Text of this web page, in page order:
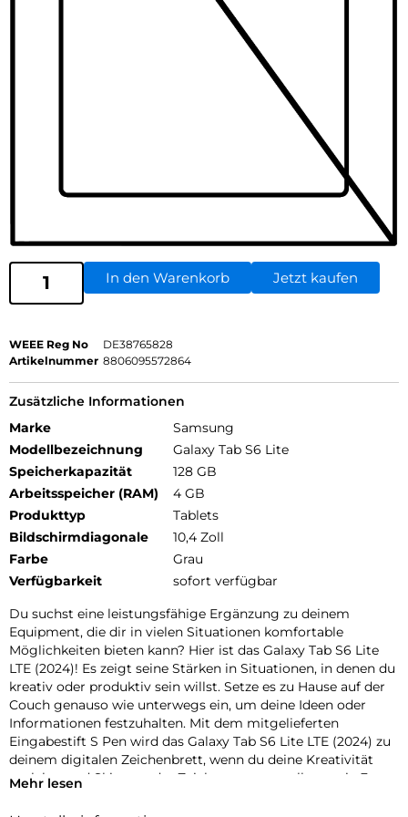
In den Warenkorb Jetzt kaufen
WEEE Reg No
DE38765828
Artikelnummer 8806095572864
Zusätzliche Informationen
Marke
Samsung
Modellbezeichnung
Galaxy Tab S6 Lite
Speicherkapazität
128 GB
Arbeitsspeicher (RAM)
4 GB
Produkttyp
Tablets
Bildschirmdiagonale
10,4 Zoll
Farbe
Grau
Verfügbarkeit
sofort verfügbar
Du suchst eine leistungsfähige Ergänzung zu deinem
Equipment, die dir in vielen Situationen komfortable
Möglichkeiten bieten kann? Hier ist das Galaxy Tab S6 Lite
LTE (2024)! Es zeigt seine Stärken in Situationen, in denen du
kreativ oder produktiv sein willst. Setze es zu Hause auf der
Couch genauso wie unterwegs ein, um deine Ideen oder
Informationen festzuhalten. Mit dem mitgelieferten
Eingabestift S Pen wird das Galaxy Tab S6 Lite LTE (2024) zu
deinem digitalen Zeichenbrett, wenn du deine Kreativität
auslebst und Skizzen oder Zeichnungen erstellst sowie Fotos
Mehr lesen